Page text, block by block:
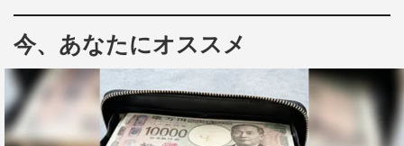
かれていくさまを独特なタッチで描く。
青山の脚本を読んだ岸井は「とても品がある本で、19歳
の青山さんが書いていることにびっくりしました。少し大
人びているけど、まだ子供という、19歳のすごい微妙なと
ころをとても美しく描いているなと感じて、ぜひ演じてみ
今、あなたにオススメ